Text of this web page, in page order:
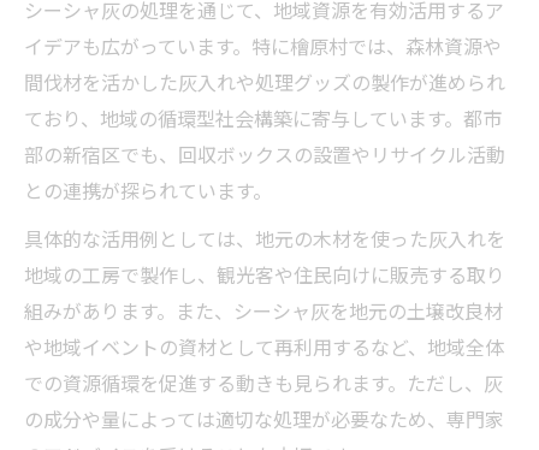
シーシャ灰の処理を通じて、地域資源を有効活用するア
イデアも広がっています。特に檜原村では、森林資源や
間伐材を活かした灰入れや処理グッズの製作が進められ
ており、地域の循環型社会構築に寄与しています。都市
部の新宿区でも、回収ボックスの設置やリサイクル活動
との連携が探られています。
具体的な活用例としては、地元の木材を使った灰入れを
地域の工房で製作し、観光客や住民向けに販売する取り
組みがあります。また、シーシャ灰を地元の土壌改良材
や地域イベントの資材として再利用するなど、地域全体
での資源循環を促進する動きも見られます。ただし、灰
の成分や量によっては適切な処理が必要なため、専門家